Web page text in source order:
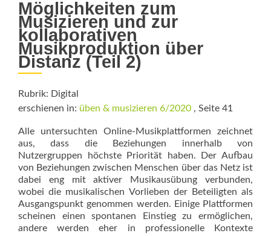
Möglichkeiten zum
Musizieren und zur
kollaborativen
Musikproduktion über
Distanz (Teil 2)
Rubrik: Digital
erschienen in: üben & musizieren 6/2020 , Seite 41
Alle untersuchten Online-Musikplattformen zeichnet
aus, dass die Beziehungen innerhalb von
Nutzergruppen höchste Prio­rität haben. Der Aufbau
von Beziehungen zwischen Menschen über das Netz ist
dabei eng mit aktiver Musikausübung verbunden,
wobei die musikalischen Vorlieben der Beteiligten als
Ausgangspunkt genommen werden. Einige Plattformen
scheinen einen spontanen Einstieg zu ermöglichen,
andere werden eher in professionelle Kontexte